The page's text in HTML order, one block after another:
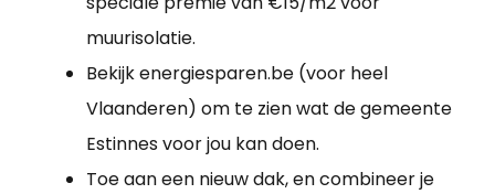
muurisolatie.
Bekijk energiesparen.be (voor heel
Vlaanderen) om te zien wat de gemeente
Estinnes voor jou kan doen.
Toe aan een nieuw dak, en combineer je